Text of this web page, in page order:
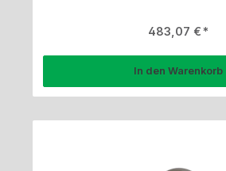
Regulärer Preis:
483,07 €
In den Warenkorb